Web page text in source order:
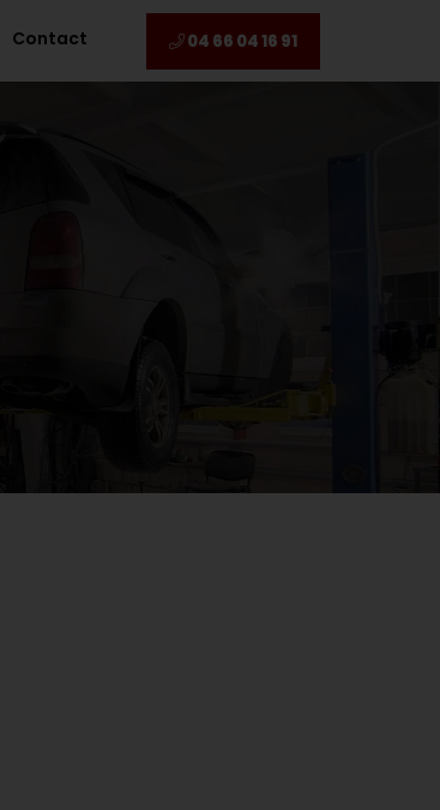
Contact 04 66 04 16 91